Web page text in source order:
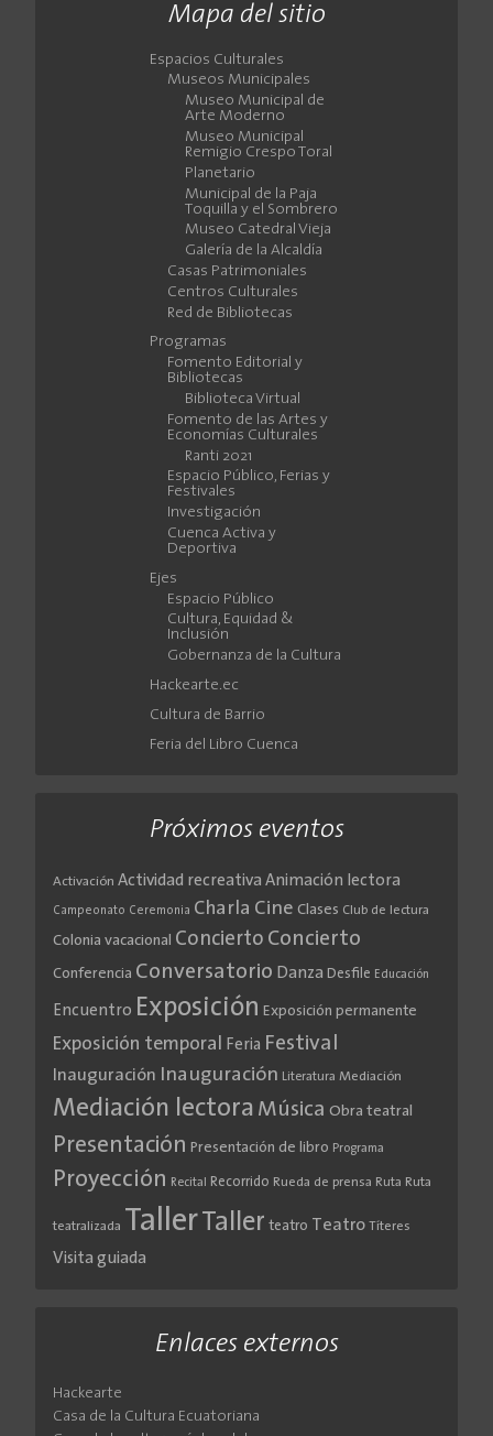
Mapa del sitio
Espacios Culturales
Museos Municipales
Museo Municipal de
Arte Moderno
Museo Municipal
Remigio Crespo Toral
Planetario
Municipal de la Paja
Toquilla y el Sombrero
Museo Catedral Vieja
Galería de la Alcaldía
Casas Patrimoniales
Centros Culturales
Red de Bibliotecas
Programas
Fomento Editorial y
Bibliotecas
Biblioteca Virtual
Fomento de las Artes y
Economías Culturales
Ranti 2021
Espacio Público, Ferias y
Festivales
Investigación
Cuenca Activa y
Deportiva
Ejes
Espacio Público
Cultura, Equidad &
Inclusión
Gobernanza de la Cultura
Hackearte.ec
Cultura de Barrio
Feria del Libro Cuenca
Próximos eventos
Activación Actividad recreativa Animación lectora
Campeonato Ceremonia Charla Cine Clases Club de lectura
Colonia vacacional Concierto Concierto
Conferencia Conversatorio Danza Desfile Educación
Encuentro Exposición Exposición permanente
Exposición temporal Feria Festival
Inauguración Inauguración Literatura Mediación
Mediación lectora Música Obra teatral
Presentación Presentación de libro Programa
Proyección Recital Recorrido Rueda de prensa Ruta Ruta
teatralizada Taller Taller teatro Teatro Títeres
Visita guiada
Enlaces externos
Hackearte
Casa de la Cultura Ecuatoriana